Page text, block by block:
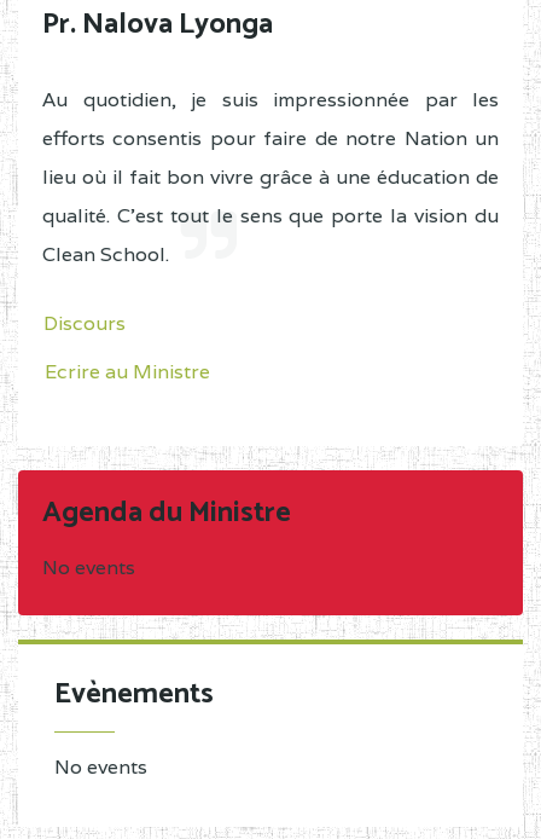
Pr. Nalova Lyonga
Au quotidien, je suis impressionnée par les
efforts consentis pour faire de notre Nation un
lieu où il fait bon vivre grâce à une éducation de
qualité. C'est tout le sens que porte la vision du
Clean School.
Discours
Ecrire au Ministre
Agenda du Ministre
No events
Evènements
No events